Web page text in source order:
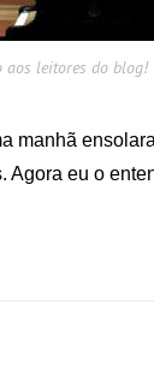
aos leitores do blog!
manhã
eu o